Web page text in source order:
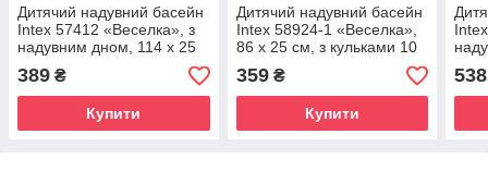
Дитячий надувний басейн
Intex 57412 «Веселка», з
надувним дном, 114 х 25
389 ₴
Купити
Дитячий надувний басейн
Intex 58924-1 «Веселка»,
86 х 25 см, з кульками 10
359₴
Купити
538